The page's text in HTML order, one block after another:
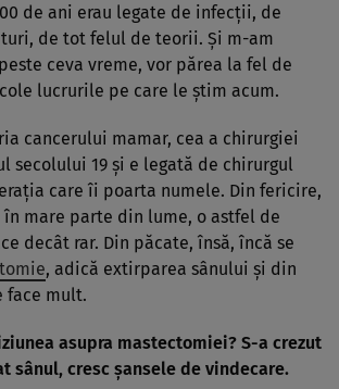
de ani erau legate de infecţii, de
de tot felul de teorii. Şi m-am
ceva vreme, vor părea la fel de
lucrurile pe care le ştim acum.
cancerului mamar, cea a chirurgiei
secolului 19 şi e legată de chirurgul
care îi poarta numele. Din fericire,
mare parte din lume, o astfel de
decât rar. Din păcate, însă, încă se
, adică extirparea sânului şi din
face mult.
asupra mastectomiei? S-a crezut
sânul, cresc şansele de vindecare.